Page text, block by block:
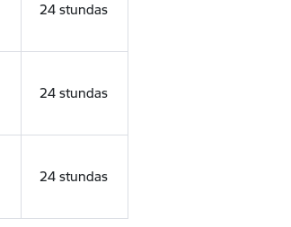
24 stundas
24 stundas
24 stundas